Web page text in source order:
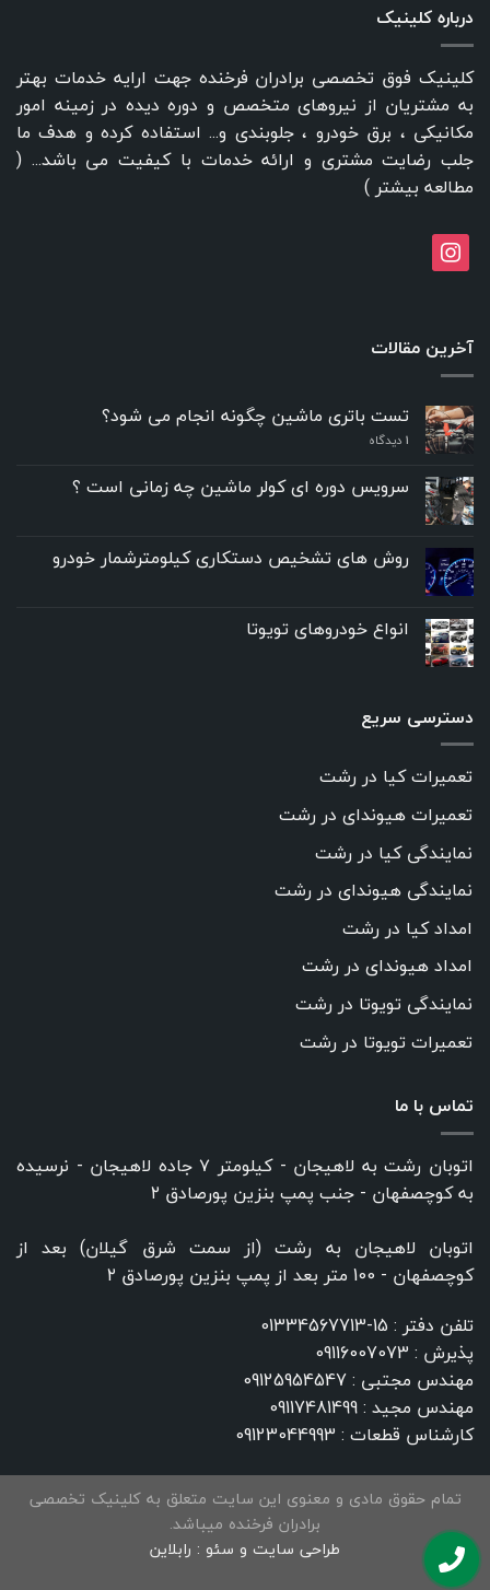
درباره کلینیک
کلینیک فوق تخصصی برادران فرخنده جهت ارایه خدمات بهتر
به مشتریان از نیروهای متخصص و دوره دیده در زمینه امور
مکانیکی ، برق خودرو ، جلوبندی و... استفاده کرده و هدف ما
جلب رضایت مشتری و ارائه خدمات با کیفیت می باشد... (
مطالعه بیشتر )
instagram
آخرین مقالات
تست باتری ماشین چگونه انجام می شود؟
۱ دیدگاه
سرویس دوره ای کولر ماشین چه زمانی است ؟
روش های تشخیص دستکاری کیلومترشمار خودرو
انواع خودروهای تویوتا
دسترسی سریع
تعمیرات کیا در رشت
تعمیرات هیوندای در رشت
نمایندگی کیا در رشت
نمایندگی هیوندای در رشت
امداد کیا در رشت
امداد هیوندای در رشت
نمایندگی تویوتا در رشت
تعمیرات تویوتا در رشت
تماس با ما
اتوبان رشت به لاهیجان - کیلومتر ۷ جاده لاهیجان - نرسیده
به کوچصفهان - جنب پمپ بنزین پورصادق ۲
اتوبان لاهیجان به رشت (از سمت شرق گیلان) بعد از
کوچصفهان - 100 متر بعد از پمپ بنزین پورصادق ۲
تلفن دفتر : 15-01334567713
پذیرش : 09116007073
مهندس مجتبی :09125954547
مهندس مجید :09117481499
کارشناس قطعات : 09123044993
تمام حقوق مادی و معنوی این سایت متعلق به کلینیک تخصصی
برادران فرخنده میباشد.
طراحی سایت و سئو : رابلاین